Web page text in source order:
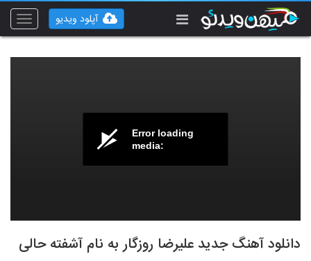
Toggle
آپلود ویدیو
Error loading
media:
دانلود آهنگ جدید علیرضا روزگار به نام آشفته حالی